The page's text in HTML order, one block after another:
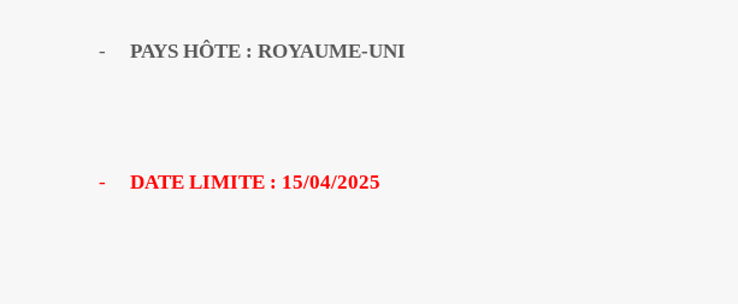
- PAYS HÔTE : ROYAUME-UNI
- DATE LIMITE : 15/04/2025